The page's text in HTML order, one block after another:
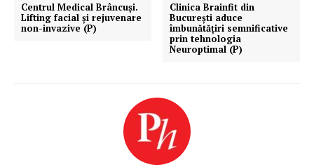
Centrul Medical Brâncuși.
Lifting facial și rejuvenare
non-invazive (P)
Clinica Brainfit din
București aduce
îmbunătățiri semnificative
prin tehnologia
Neuroptimal (P)